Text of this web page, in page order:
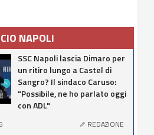
NAPOLI
SSC Napoli lascia Dimaro per
un ritiro lungo a Castel di
Sangro? Il sindaco Caruso:
"Possibile, ne ho parlato oggi
con ADL"
REDAZIONE